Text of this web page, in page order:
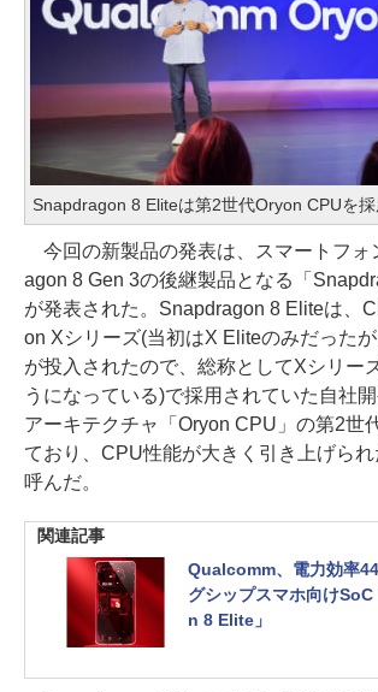
Snapdragon 8 Eliteは第2世代Oryon CPUを採
今回の新製品の発表は、スマートフォ
agon 8 Gen 3の後継製品となる「
が発表された。Snapdragon 8 Eliteは、
on Xシリーズ(当初はX Eliteのみだった
が投入されたので、総称としてXシリー
うになっている)で採用されていた自社
アーキテクチャ「Oryon CPU」の第2世
ており、CPU性能が大きく引き上げら
呼んだ。
関連記事
Qualcomm、電力効率
グシップスマホ向け
n 8 Elite」